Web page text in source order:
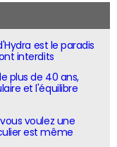
est le paradis
interdits
plus de 40 ans,
et l'équilibre
voulez une
est même